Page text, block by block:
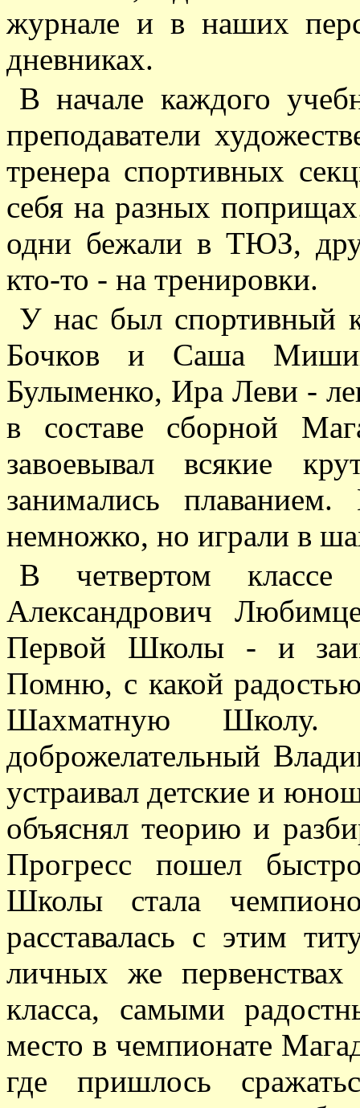
журнале и в наших
дневниках.
В начале каждого
преподаватели
тренера спортивных
себя на разных
одни бежали в ТЮЗ,
кто-то - на тренировки.
У нас был спортивный
Бочков и Саша
Булыменко, Ира Леви -
в составе сборной
завоевывал всякие
занимались
немножко, но играли в
В четвертом
Александрович
Первой Школы - и
Помню, с какой
Шахматную Школу.
доброжелательный
устраивал детские и
объяснял теорию и
Прогресс пошел
Школы стала
расставалась с этим
личных же
класса, самыми
место в чемпионате
где пришлось